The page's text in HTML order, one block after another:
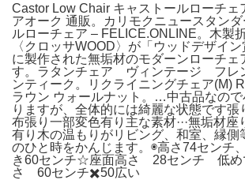
Castor Low Chair キャストールローチェ
アオーク 通販。カリモクニュースタン
ルローチェア – FELICE.ONLINE。木製
〈クロッサWOOD〉が「ウッドデザイ
に製作された無垢材のモダーンローチェ
す。ラタンチェア ヴィンテージ フ
ンティーク。リクライニングチェア(M)
ラウン ウォールナット。…中古品なので
りますが、全体的には綺麗な状態です張
布張り一部変色有り主な素材···無垢材
有り木の温もりがリビング、和室、縁側
のひと時をかんじます。◉高さ74センチ
き60センチ☆座面高さ 28センチ 低め
さ 60センチ✖️50広い